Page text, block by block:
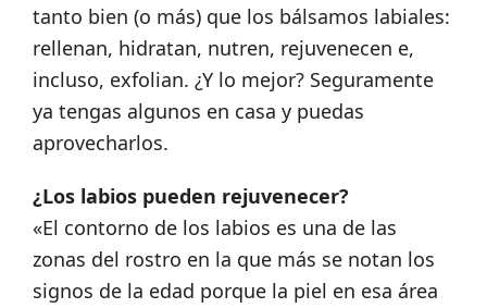
tanto bien (o más) que los bálsamos labiales:
rellenan, hidratan, nutren, rejuvenecen e,
incluso, exfolian. ¿Y lo mejor? Seguramente
ya tengas algunos en casa y puedas
aprovecharlos.
¿Los labios pueden rejuvenecer?
«El contorno de los labios es una de las
zonas del rostro en la que más se notan los
signos de la edad porque la piel en esa área